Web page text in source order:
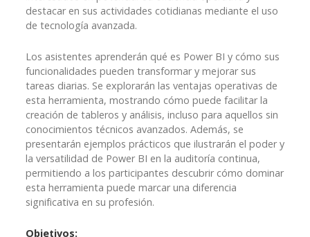
destacar en sus actividades cotidianas mediante el uso
de tecnología avanzada.
Los asistentes aprenderán qué es Power BI y cómo sus
funcionalidades pueden transformar y mejorar sus
tareas diarias. Se explorarán las ventajas operativas de
esta herramienta, mostrando cómo puede facilitar la
creación de tableros y análisis, incluso para aquellos sin
conocimientos técnicos avanzados. Además, se
presentarán ejemplos prácticos que ilustrarán el poder y
la versatilidad de Power BI en la auditoría continua,
permitiendo a los participantes descubrir cómo dominar
esta herramienta puede marcar una diferencia
significativa en su profesión.
Objetivos: